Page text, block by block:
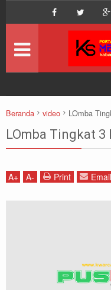
Beranda video LOmba
LOmba Tingkat 3
A+ A- Print Email
DISCLAIMER
MEGA MENU
INFO KEGIATAN
KOMUNITAS